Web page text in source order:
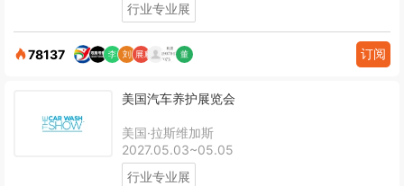
行业专业展
78137 订阅
美国汽车养护展览会
美国·拉斯维加斯
2027.05.03~05.05
行业专业展